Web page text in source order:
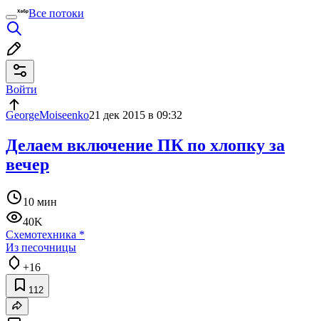
Все потоки
Войти
GeorgeMoiseenko21 дек 2015 в 09:32
Делаем включение ПК по хлопку за
вечер
10 мин
40K
Схемотехника *
Из песочницы
+16
112